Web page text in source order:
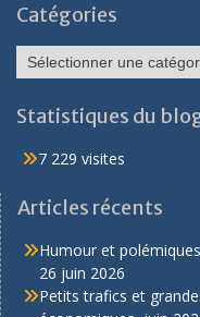
Catégories
Catégories
Statistiques du
7 229 visites
Articles récents
Humour et
26 juin 2026
Petits trafics et